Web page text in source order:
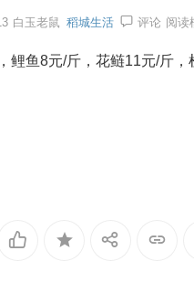
白玉老鼠 稻城生活 评论 阅读
鲤鱼8元/斤，花鲢11元/斤，